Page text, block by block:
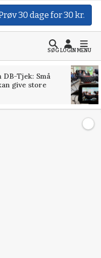
30 dage for 30 kr.
SØGLOGINMENU
DB-Tjek: Små
give store